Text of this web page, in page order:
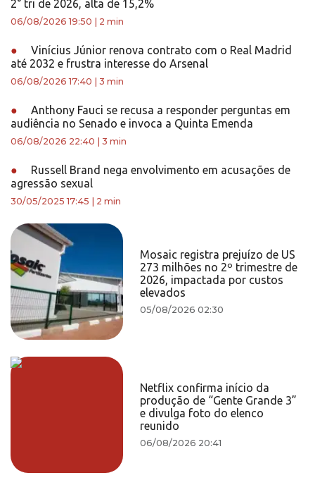
2° tri de 2026, alta de 15,2%
06/08/2026 19:50 2 min
●
Vinícius Júnior renova contrato com o Real Madrid
até 2032 e frustra interesse do Arsenal
06/08/2026 17:40 3 min
●
Anthony Fauci se recusa a responder perguntas em
audiência no Senado e invoca a Quinta Emenda
06/08/2026 22:40 3 min
●
Russell Brand nega envolvimento em acusações de
agressão sexual
30/05/2025 17:45 2 min
Mosaic registra prejuízo de US
273 milhões no 2º trimestre de
2026, impactada por custos
elevados
05/08/2026 02:30
Netflix confirma início da
produção de “Gente Grande 3”
e divulga foto do elenco
reunido
06/08/2026 20:41